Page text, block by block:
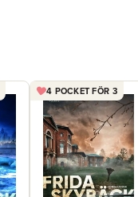
4 POCKET FÖR 3